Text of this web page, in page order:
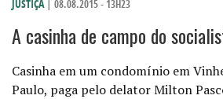
JUSTIÇA | 08.08.2015 - 13H23
A casinha de campo do
Casinha em um condomínio em
Paulo, paga pelo delator Milton